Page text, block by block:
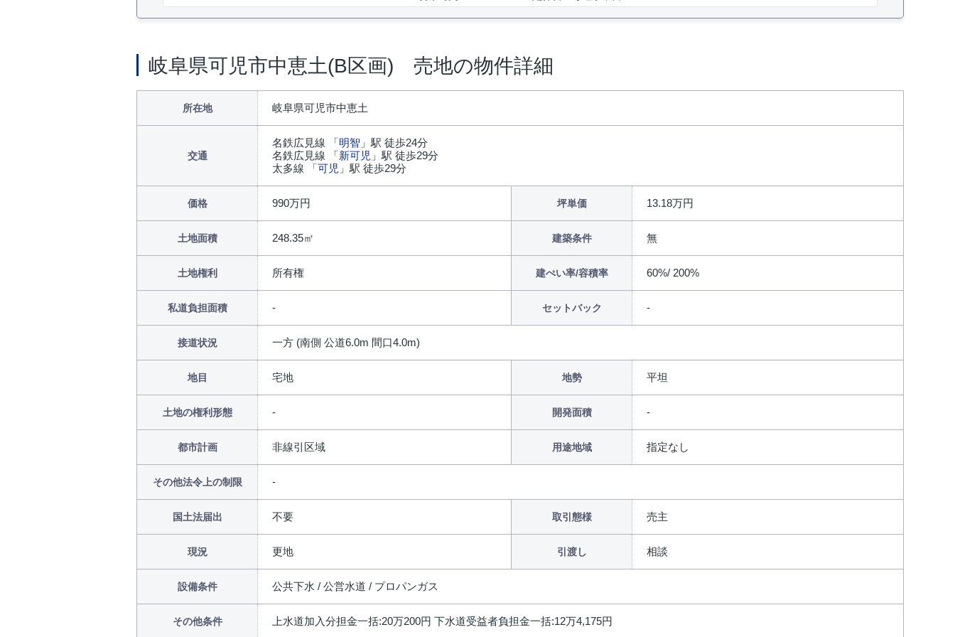
岐阜県可児市中恵土(B区画) 売地の物件詳細
所在地 岐阜県可児市中恵土
交通
名鉄広見線 「明智 」駅 徒歩24分
名鉄広見線 「新可児 」駅 徒歩29分
太多線 「可児 」駅 徒歩29分
価格 990万円 坪単価 13.18万円
土地面積 248.35㎡ 建築条件 無
土地権利 所有権 建ぺい率/容積率 60%/ 200%
私道負担面積 セットバック
接道状況 一方 (南側 公道6.0m 間口4.0m)
地目 宅地 地勢 平坦
土地の権利形態 開発面積
都市計画 非線引区域 用途地域 指定なし
その他法令上の制限
国土法届出 不要 取引態様 売主
現況 更地 引渡し 相談
設備条件 公共下水 / 公営水道 / プロパンガス
その他条件 上水道加入分担金一括:20万200円 下水道受益者負担金一括:12万4,175円